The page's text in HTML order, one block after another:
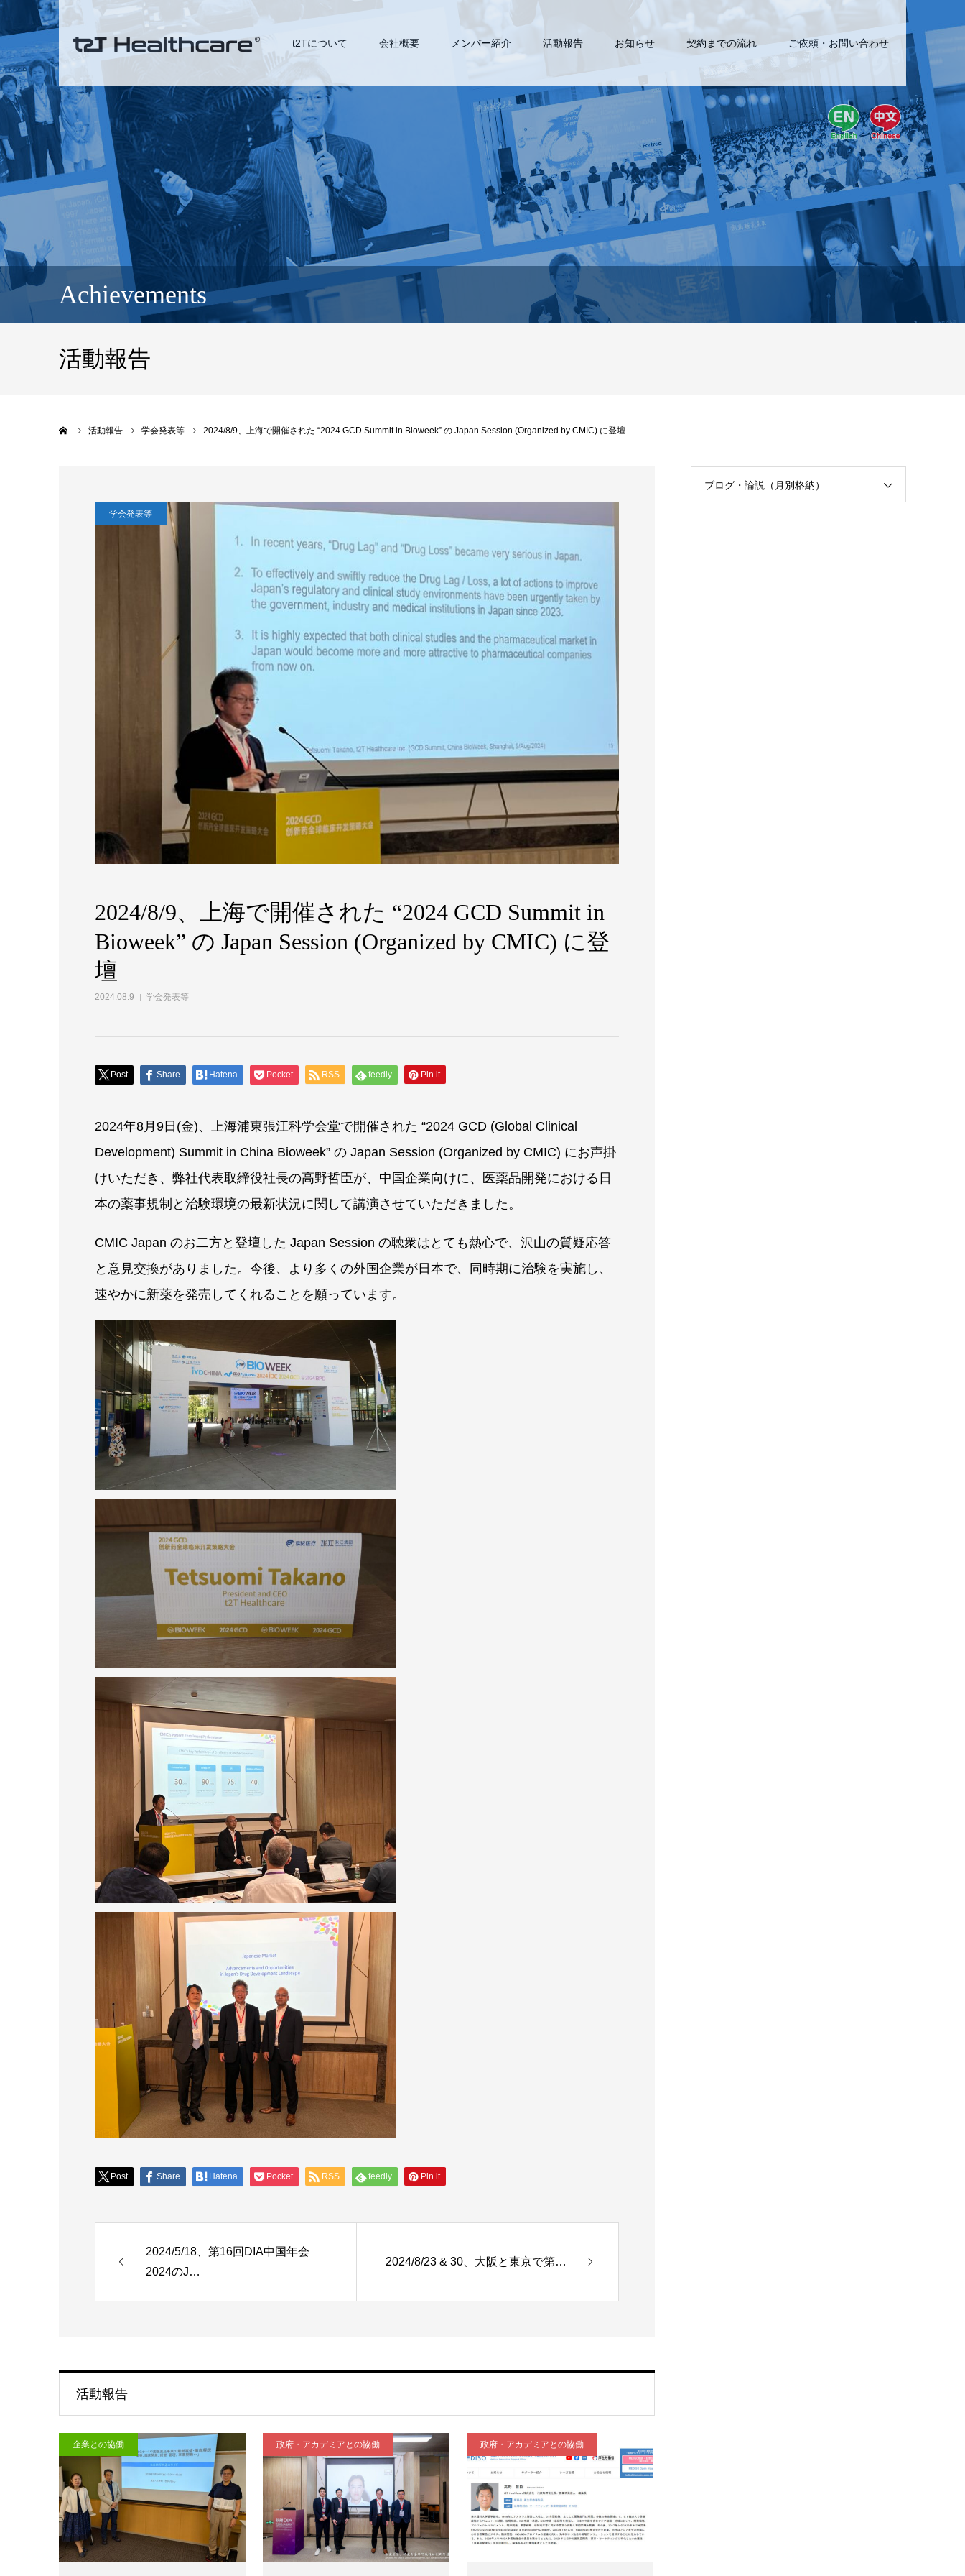
t2Tについて 会社概要 メンバー紹介 活動報告 お知らせ 契約までの流れ ご依頼・お問い合わせ
Achievements
活動報告
活動報告 学会発表等 2024/8/9、上海で開催された “2024 GCD Summit in Bioweek” の Japan Session (Organized by CMIC) に登壇
学会発表等
2024/8/9、上海で開催された “2024 GCD Summit in
Bioweek” の Japan Session (Organized by CMIC) に登
壇
2024.08.9 学会発表等
Post Share Hatena Pocket RSS feedly Pin it
2024年8月9日(金)、上海浦東張江科学会堂で開催された “2024 GCD (Global Clinical
Development) Summit in China Bioweek” の Japan Session (Organized by CMIC) にお声掛
けいただき、弊社代表取締役社長の高野哲臣が、中国企業向けに、医薬品開発における日
本の薬事規制と治験環境の最新状況に関して講演させていただきました。
CMIC Japan のお二方と登壇した Japan Session の聴衆はとても熱心で、沢山の質疑応答
と意見交換がありました。今後、より多くの外国企業が日本で、同時期に治験を実施し、
速やかに新薬を発売してくれることを願っています。
Post Share Hatena Pocket RSS feedly Pin it
2024/5/18、第16回DIA中国年会
2024のJ…
2024/8/23 & 30、大阪と東京で第…
活動報告
企業との協働 政府・アカデミアとの協働 政府・アカデミアとの協働
ブログ・論説（月別格納）